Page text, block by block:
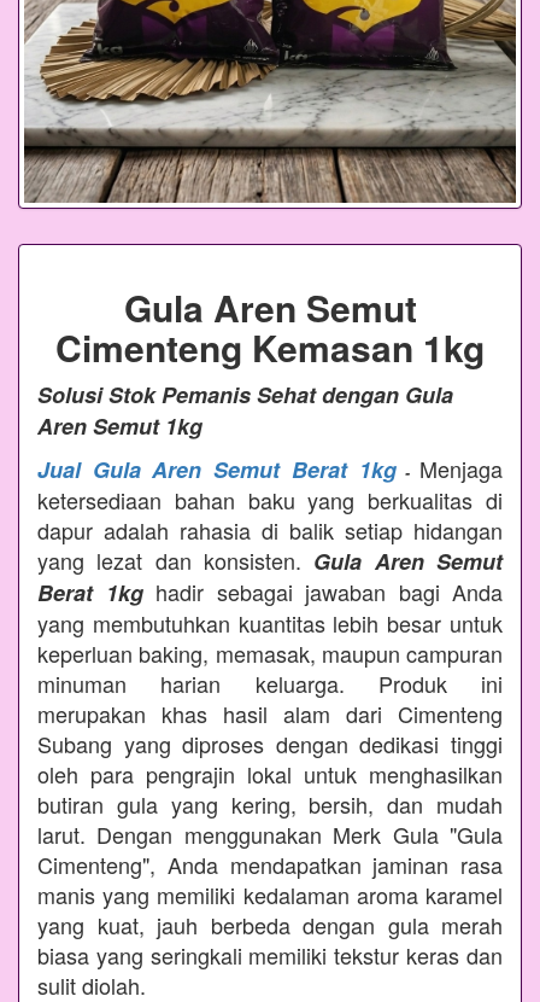
Gula Aren Semut
Cimenteng Kemasan 1kg
Solusi Stok Pemanis Sehat dengan Gula
Aren Semut 1kg
Jual Gula Aren Semut Berat 1kg- Menjaga
ketersediaan bahan baku yang berkualitas di
dapur adalah rahasia di balik setiap hidangan
yang lezat dan konsisten. Gula Aren Semut
Berat 1kghadir sebagai jawaban bagi Anda
yang membutuhkan kuantitas lebih besar untuk
keperluan baking, memasak, maupun campuran
minuman harian keluarga. Produk ini
merupakan khas hasil alam dari Cimenteng
Subang yang diproses dengan dedikasi tinggi
oleh para pengrajin lokal untuk menghasilkan
butiran gula yang kering, bersih, dan mudah
larut. Dengan menggunakan Merk Gula "Gula
Cimenteng", Anda mendapatkan jaminan rasa
manis yang memiliki kedalaman aroma karamel
yang kuat, jauh berbeda dengan gula merah
biasa yang seringkali memiliki tekstur keras dan
sulit diolah.